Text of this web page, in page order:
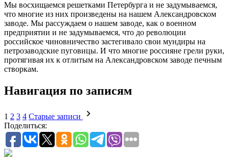
Мы восхищаемся решетками Петербурга и не задумываемся,
что многие из них произведены на нашем Александровском
заводе. Мы рассуждаем о нашем заводе, как о военном
предприятии и не задумываемся, что до революции
российское чиновничество застегивало свои мундиры на
петрозаводские пуговицы. И что многие россияне грели руки,
протягивая их к отлитым на Александровском заводе печным
створкам.
Навигация по записям
1 2 3 4 Старые записи
Поделиться: